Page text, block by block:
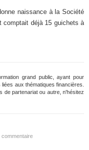
naissance à la Société
comptait déjà 15 guichets à
grand public, ayant pour
aux thématiques financières.
de partenariat ou autre, n'hésitez
commentaire